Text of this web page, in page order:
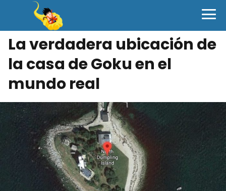
La verdadera ubicación de
la casa de Goku en el
mundo real